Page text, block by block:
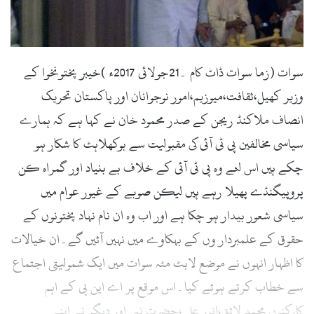
سوات (زما سوات ڈاٹ کام ۔21جولائی 2017ء )خیبر پختونخوا کے
وزیر کھیل،ثقافت،میوزیم،امور نوجوانان اور پاکستان تحریک
انصاف ملاکنڈ ریجن کے صدر محمود خان نے کہا ہے کہ ہمارے
سیاسی مخالفین پی ٹی آئی کی مقبولیت سے بوکھلاہٹ کا شکار ہو
چکے ہیں اس لئے وہ پی ٹی آئی کے خلاف بے بنیاد اور گمراہ کن
پروپیگنڈے پھیلا رہے ہیں لیکن صوبے کے غیور عوام میں
سیاسی شعور بیدار ہو چکا ہے اور اب وہ ان نام نہاد پختونوں کے
حقوق کے علمبردار وں کے بہکاوے میں نہیں آئیں گے۔ان خیالات
کا اظہار انہوں نے موضع لابٹ مٹہ سوات میں ایک شمولیتی اجتماع
سے خطاب کرتے ہوئے کیا۔اس موقع پر اے این پی کے اہم